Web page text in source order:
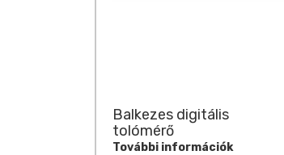
Balkezes digitális
tolómérő
További információk